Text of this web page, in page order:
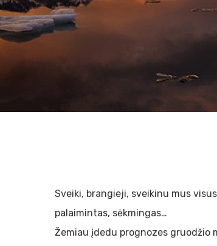
Sveiki, brangieji, sveikinu mus
palaimintas, sėkmingas…
Žemiau įdedu prognozes gruodžio